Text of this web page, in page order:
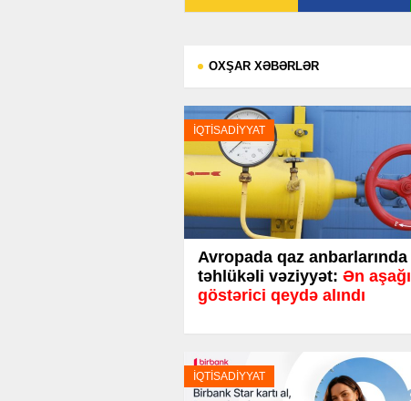
OXŞAR XƏBƏRLƏR
İQTİSADİYYAT
Avropada qaz anbarlarında
təhlükəli vəziyyət: Ən aşağı
göstərici qeydə alındı
İQTİSADİYYAT